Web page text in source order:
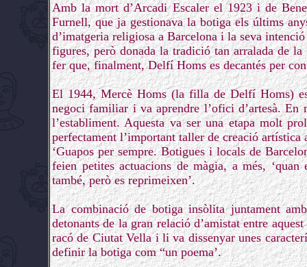
Amb la mort d’Arcadi Escaler el 1923 i de
Furnell, que ja gestionava la botiga els últims
d’imatgeria religiosa a Barcelona i la seva
figures, però donada la tradició tan arralada de
fer que, finalment, Delfí Homs es decantés per
El 1944, Mercè Homs (la filla de Delfí Homs)
negoci familiar i va aprendre l’ofici d’artesà.
l’establiment. Aquesta va ser una etapa molt
perfectament l’important taller de creació
‘Guapos per sempre. Botigues i locals de
feien petites actuacions de màgia, a més,
també, però es reprimeixen’.
La combinació de botiga insòlita juntament
detonants de la gran relació d’amistat entre
racó de Ciutat Vella i li va dissenyar unes
definir la botiga com “un poema’.